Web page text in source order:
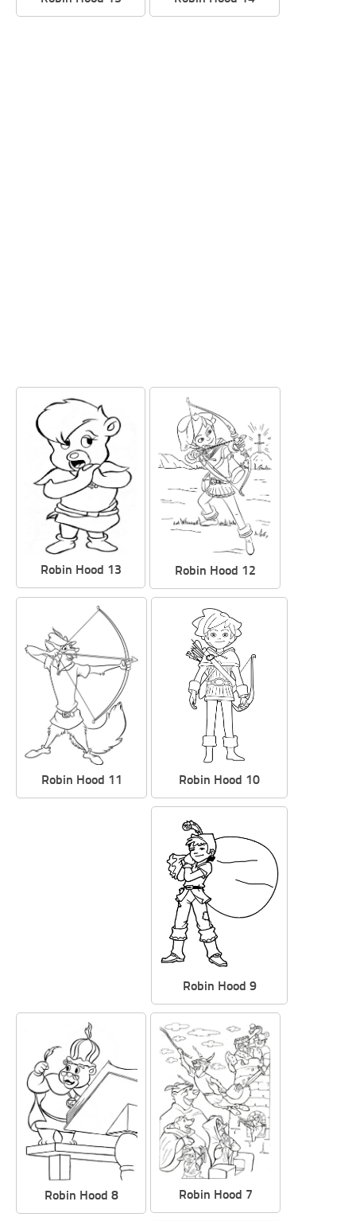
Robin Hood 13 Robin Hood 12
Robin Hood 11 Robin Hood 10
Robin Hood 9
Robin Hood 8 Robin Hood 7